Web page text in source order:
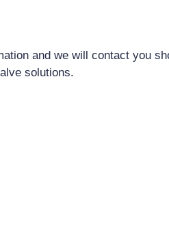
and we will contact you
solutions.